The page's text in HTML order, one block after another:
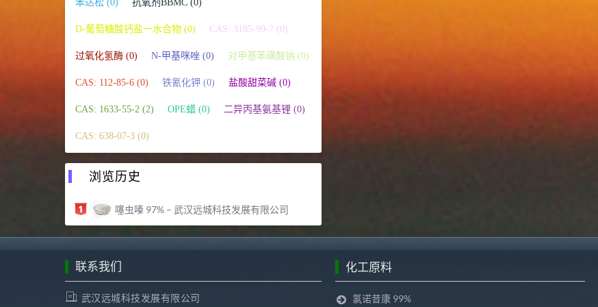
苯达松 (0) 抗氧剂BBMC (0)
D-葡萄糖酸钙盐一水合物 (0) CAS: 3185-99-7 (0)
过氧化氢酶 (0) N-甲基咪唑 (0) 对甲基苯磺酸钠 (0)
CAS: 112-85-6 (0) 铁氰化钾 (0) 盐酸甜菜碱 (0)
CAS: 1633-55-2 (2) OPE蜡 (0) 二异丙基氨基锂 (0)
CAS: 638-07-3 (0)
浏览历史
噻虫嗪 97% – 武汉远城科技发展有限公司
联系我们
武汉远城科技发展有限公司
化工原料
氯诺昔康 99%